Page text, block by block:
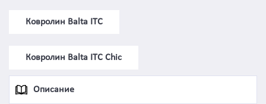
Ковролин Balta ITC
Ковролин Balta ITC Сhic
Описание